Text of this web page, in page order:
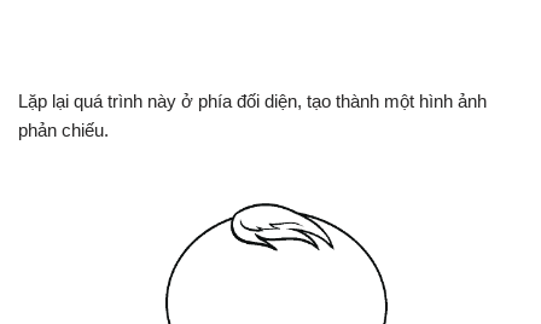
Lặp lại quá trình này ở phía đối diện, tạo thành một hình ảnh
phản chiếu.